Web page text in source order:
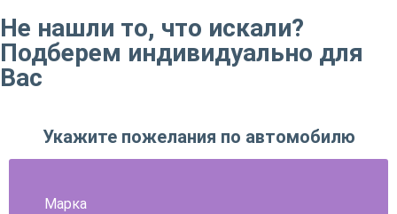
Не нашли то, что искали?
Подберем индивидуально для
Вас
Укажите пожелания по автомобилю
Марка